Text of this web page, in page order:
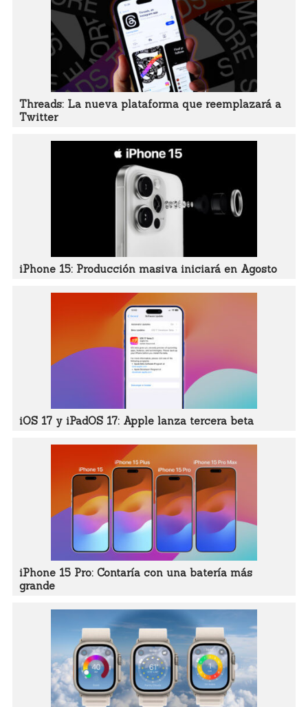
Threads: La nueva plataforma que reemplazará a
Twitter
iPhone 15: Producción masiva iniciará en Agosto
iOS 17 y iPadOS 17: Apple lanza tercera beta
iPhone 15 Pro: Contaría con una batería más
grande